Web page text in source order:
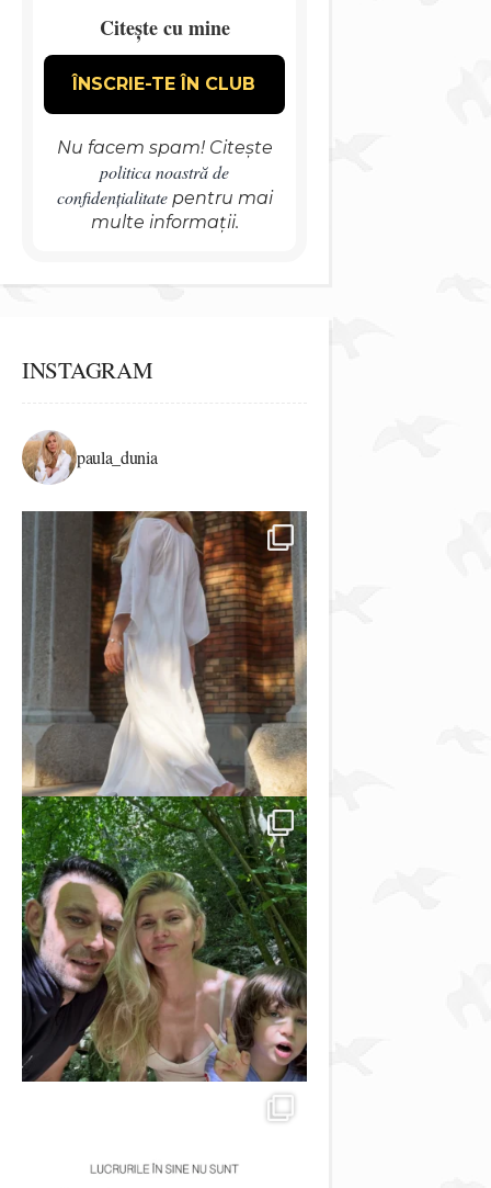
Citește cu mine
Nu facem spam! Citește
politica noastră de
confidențialitatepentru mai
multe informații.
INSTAGRAM
paula_dunia